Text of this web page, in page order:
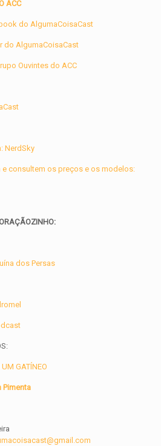
ACC
do AlgumaCoisaCast
do AlgumaCoisaCast
Ouvintes do ACC
NerdSky
e consultem os preços e os modelos:
dos Persas
GATÍNEO
Pimenta